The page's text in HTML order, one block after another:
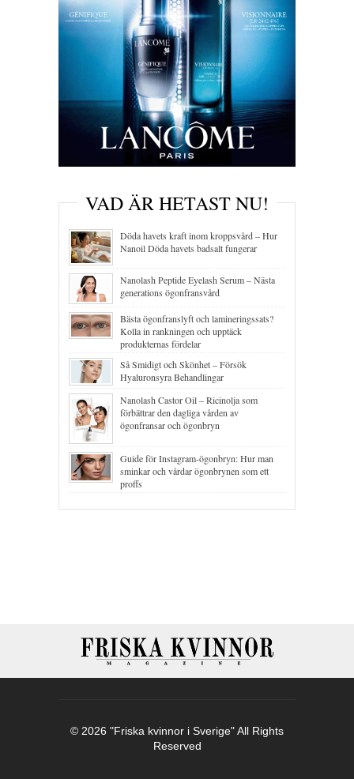
VAD ÄR HETAST NU!
Döda havets kraft inom kroppsvård – Hur
Nanoil Döda havets badsalt fungerar
Nanolash Peptide Eyelash Serum – Nästa
generations ögonfransvård
Bästa ögonfranslyft och lamineringssats?
Kolla in rankningen och upptäck
produkternas fördelar
Så Smidigt och Skönhet – Försök
Hyaluronsyra Behandlingar
Nanolash Castor Oil – Ricinolja som
förbättrar den dagliga vården av
ögonfransar och ögonbryn
Guide för Instagram-ögonbryn: Hur man
sminkar och vårdar ögonbrynen som ett
proffs
© 2026 "Friska kvinnor i Sverige" All Rights
Reserved